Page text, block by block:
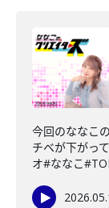
今回のななこ
チベが下がっ
オ#ななこ